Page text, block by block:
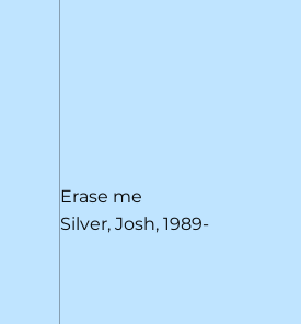
Silver, Josh, 1989-
Erase me